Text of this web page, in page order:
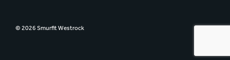
© 2026 Smurfit Westrock